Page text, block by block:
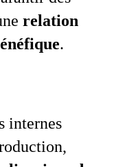
relation
.
internes